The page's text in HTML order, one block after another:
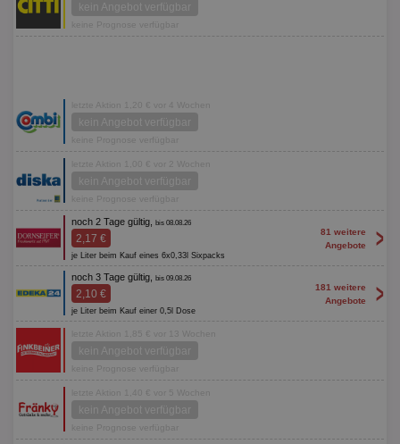
kein Angebot verfügbar
keine Prognose verfügbar
letzte Aktion 1,20 € vor 4 Wochen
kein Angebot verfügbar
keine Prognose verfügbar
letzte Aktion 1,00 € vor 2 Wochen
kein Angebot verfügbar
keine Prognose verfügbar
noch 2 Tage gültig, bis 08.08.26
2,17 €
je Liter beim Kauf eines 6x0,33l Sixpacks
81 weitere
Angebote
>
noch 3 Tage gültig, bis 09.08.26
2,10 €
je Liter beim Kauf einer 0,5l Dose
181 weitere
Angebote
>
letzte Aktion 1,85 € vor 13 Wochen
kein Angebot verfügbar
keine Prognose verfügbar
letzte Aktion 1,40 € vor 5 Wochen
kein Angebot verfügbar
keine Prognose verfügbar